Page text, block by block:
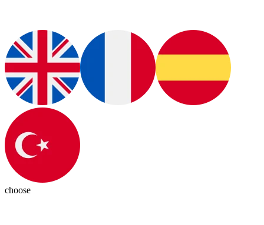
choose